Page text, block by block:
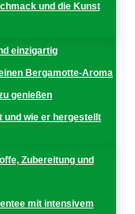
und die Kunst
einzigartig
Bergamotte-Aroma
genießen
und wie er hergestellt
Zubereitung und
mit intensivem